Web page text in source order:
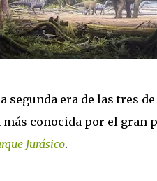
segunda era de las tres
conocida por el gran
Jurásico.